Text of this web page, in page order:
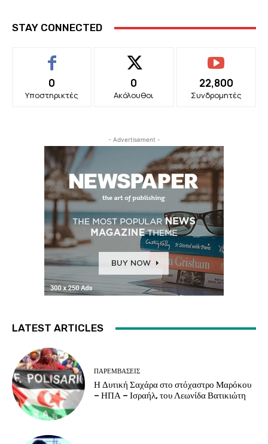
STAY CONNECTED
0
Υποστηρικτές
0
Ακόλουθοι
22,800
Συνδρομητές
- Advertisement -
LATEST ARTICLES
ΠΑΡΕΜΒΑΣΕΙΣ
Η Δυτική Σαχάρα στο στόχαστρο Μαρόκου
– ΗΠΑ – Ισραήλ, του Λεωνίδα Βατικιώτη